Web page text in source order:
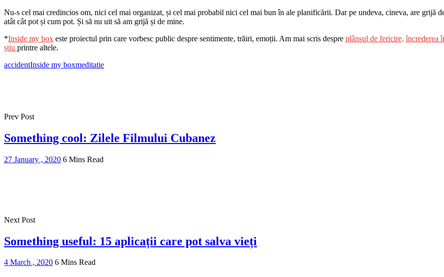
Nu-s cel mai credincios om, nici cel mai organizat, și cel mai probabil nici cel mai bun în ale planificării. Dar pe undeva, cineva, are grijă
atât cât pot și cum pot. Și să nu uit să am grijă și de mine.
*Inside my box este proiectul prin care vorbesc public despre sentimente, trăiri, emoții. Am mai scris despre plânsul de fericire, încrederea
știu printre altele.
accidentInside my boxmeditatie
Prev Post
Something cool: Zilele Filmului Cubanez
27 January , 2020 6 Mins Read
Next Post
Something useful: 15 aplicații care pot salva vieți
4 March , 2020 6 Mins Read